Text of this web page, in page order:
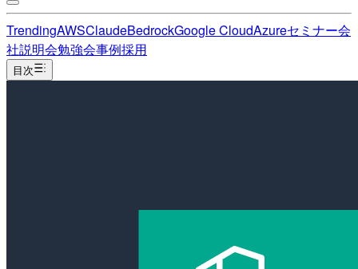
TrendingAWSClaudeBedrockGoogle CloudAzureセミナー会
社説明会勉強会事例採用
目次